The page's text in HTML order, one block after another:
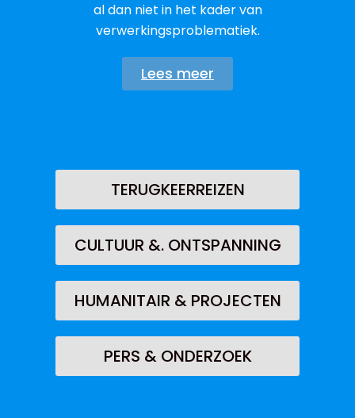
al dan niet in het kader van
verwerkingsproblematiek.
Lees meer
TERUGKEERREIZEN
CULTUUR &. ONTSPANNING
HUMANITAIR & PROJECTEN
PERS & ONDERZOEK